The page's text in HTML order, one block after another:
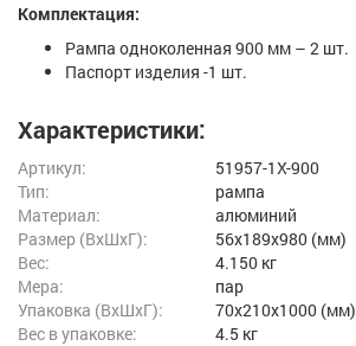
Комплектация:
Рампа одноколенная 900 мм – 2 шт.
Паспорт изделия -1 шт.
Характеристики:
Артикул:
51957-1X-900
Тип:
рампа
Материал:
алюминий
Размер (ВxШxГ):
56x189x980 (мм)
Вес:
4.150 кг
Мера:
пар
Упаковка (ВхШхГ):
70x210x1000 (мм)
Вес в упаковке:
4.5 кг